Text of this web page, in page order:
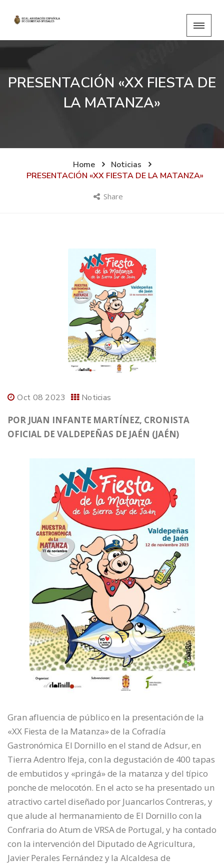
PRESENTACIÓN «XX FIESTA DE
LA MATANZA»
Home
Noticias
PRESENTACIÓN «XX FIESTA DE LA MATANZA»
Share
Oct 08 2023 Noticias
POR JUAN INFANTE MARTÍNEZ, CRONISTA
OFICIAL DE VALDEPEÑAS DE JAÉN (JAÉN)
Gran afluencia de público en la presentación de la
«XX Fiesta de la Matanza» de la Cofradía
Gastronómica El Dornillo en el stand deAdsur, en
Tierra Adentro Ifeja, con la degustación de 400 tapas
de embutidos y «pringá» de la matanza y del típico
ponche de melocotón. En el acto se ha presentado un
atractivo cartel diseñado por Juancarlos Contreras, y
que alude al hermanamiento de El Dornillo con la
Confraria do Atum de VRSAde Portugal, y ha contado
con la intervención del Diputado de Agricultura,
Javier Perales Fernández y la Alcaldesa de